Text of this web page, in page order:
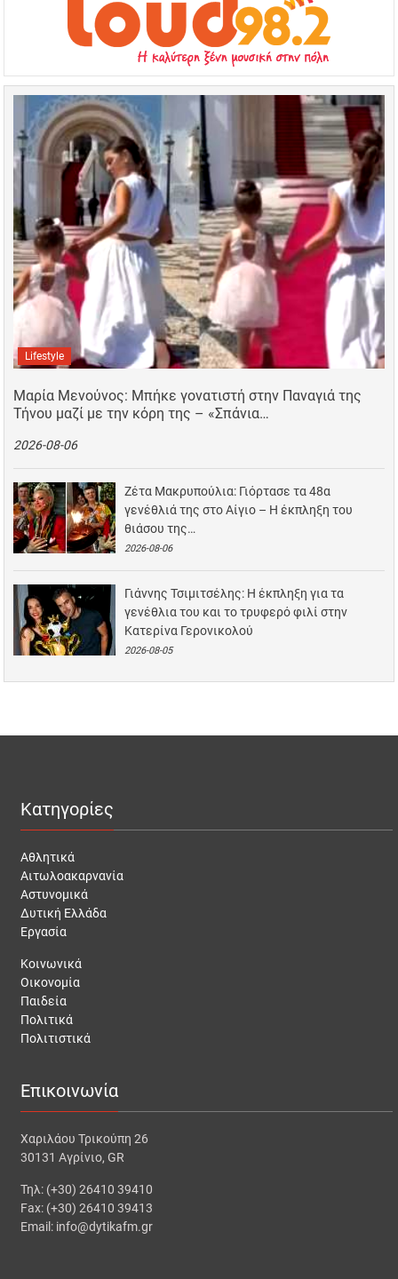
Lifestyle
Μαρία Μενούνος: Μπήκε γονατιστή στην Παναγιά της
Τήνου μαζί με την κόρη της – «Σπάνια…
2026-08-06
Ζέτα Μακρυπούλια: Γιόρτασε τα 48α
γενέθλιά της στο Αίγιο – Η έκπληξη του
θιάσου της…
2026-08-06
Γιάννης Τσιμιτσέλης: Η έκπληξη για τα
γενέθλια του και το τρυφερό φιλί στην
Κατερίνα Γερονικολού
2026-08-05
Κατηγορίες
Αθλητικά
Αιτωλοακαρνανία
Αστυνομικά
Δυτική Ελλάδα
Εργασία
Κοινωνικά
Οικονομία
Παιδεία
Πολιτικά
Πολιτιστικά
Επικοινωνία
Χαριλάου Τρικούπη 26
30131 Αγρίνιο, GR
Τηλ: (+30) 26410 39410
Fax: (+30) 26410 39413
Email: info@dytikafm.gr